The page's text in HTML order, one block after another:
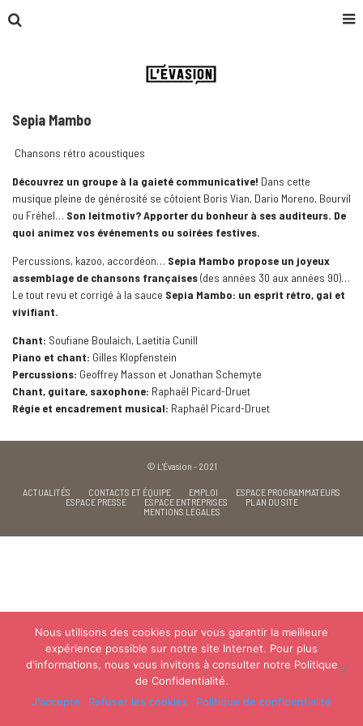
Sepia Mambo
Chansons rétro acoustiques
Découvrez un groupe à la gaieté communicative! Dans cette
musique pleine de générosité se côtoient Boris Vian, Dario Moreno, Bourvil
ou Fréhel… Son leitmotiv? Apporter du bonheur à ses auditeurs. De
quoi animez vos événements ou soirées festives.
Percussions, kazoo, accordéon… Sepia Mambo propose un joyeux
assemblage de chansons françaises(des années 30 aux années 90)…
Le tout revu et corrigé à la sauce Sepia Mambo: un esprit rétro, gai et
vivifiant.
Chant: Soufiane Boulaich, Laetitia Cunill
Piano et chant: Gilles Klopfenstein
Percussions: Geoffrey Masson et Jonathan Schemyte
Chant, guitare, saxophone: Raphaël Picard-Druet
Régie et encadrement musical: Raphaël Picard-Druet
© L'Évasion - 2021
ACTUALITÉS CONTACTS ET ÉQUIPE EMPLOI
ESPACE PROGRAMMATEURS
ESPACE PRESSE
ESPACE ENTREPRISES
PLAN DU SITE
MENTIONS LÉGALES
Nous utilisons des cookies pour vous garantir la meilleure
expérience possible sur notre site Internet. Pour plus
d'informations, nous vous invitons à consulter notre Politique
de Confidentialité.
J'accepte
Refuser les cookies Politique de confidentialité